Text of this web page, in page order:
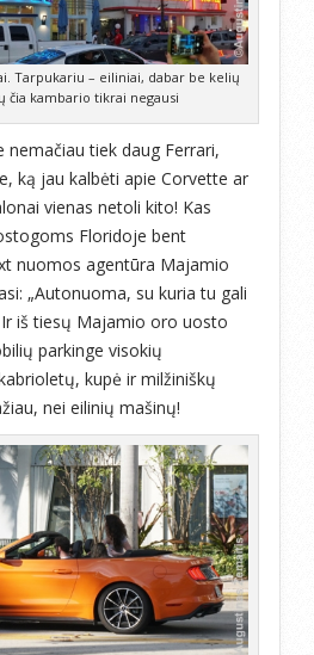
Tarpukariu – eiliniai, dabar be kelių
čia kambario tikrai negausi
nemačiau tiek daug Ferrari,
ką jau kalbėti apie Corvette ar
vienas netoli kito! Kas
Floridoje bent
nuomos agentūra Majamio
„Autonuoma, su kuria tu gali
iš tiesų Majamio oro uosto
parkinge visokių
kupė ir milžiniškų
nei eilinių mašinų!